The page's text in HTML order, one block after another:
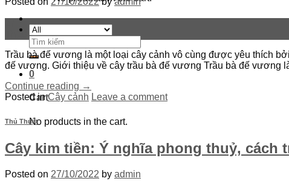
Search
for:
0
Cart
No products in the cart.
Th10
Trầu bà đế vương là một loại cây cảnh vô cùng được yêu thích
đế vương. Giới thiệu về cây trầu bà đế vương Trầu bà đế vương
Continue reading →
Posted inCây cảnh Leave a comment
Thủ Thuật
Cây kim tiền: Ý nghĩa phong thuỷ, cách
Posted on 27/10/2022 by admin